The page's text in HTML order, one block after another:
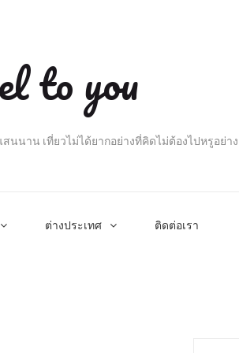
to you
าน เที่ยวไม่ได้ยากอย่างที่คิดไม่ต้องไปหรูอย่า
ต่างประเทศ ติดต่อเรา